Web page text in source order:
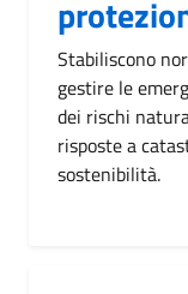
Stabiliscono
gestire le
dei rischi
risposte a
sostenibilità.